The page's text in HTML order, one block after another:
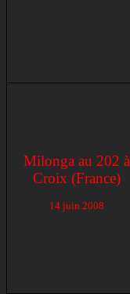
Milonga au 202 à
Croix (France)
14 juin 2008